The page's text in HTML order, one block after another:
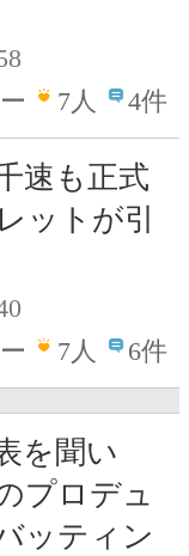
7人 4件
速も正式
ットが引
7人 6件
を聞い
プロデュ
ッティン